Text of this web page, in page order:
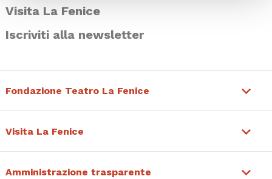
Visita La Fenice
Iscriviti alla newsletter
Fondazione Teatro La Fenice
Visita La Fenice
Amministrazione trasparente